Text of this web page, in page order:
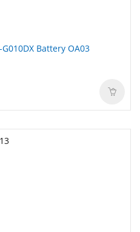
Battery OA03